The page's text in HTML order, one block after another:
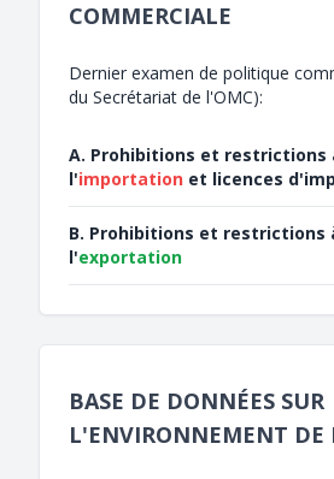
COMMERCIALE
Dernier examen de politique
du Secrétariat de l'OMC):
A. Prohibitions et restrictions
l'importation et licences
B. Prohibitions et restrictions
l'exportation
BASE DE DONNÉES SUR
L'ENVIRONNEMENT DE